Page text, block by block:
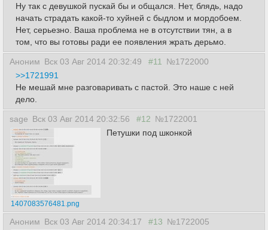
Ну так с девушкой пускай бы и общался. Нет, блядь, надо
начать страдать какой-то хуйней с быдлом и мордобоем.
Нет, серьезно. Ваша проблема не в отсутствии тян, а в
том, что вы готовы ради ее появления жрать дерьмо.
Аноним Вск 03 Авг 2014 20:32:49 #11
№1722000
>>1721991
Не мешай мне разговаривать с пастой. Это наше с ней
дело.
sage Вск 03 Авг 2014 20:32:56 #12 №1722001
1407083576481.png
Петушки под шконкой
Аноним Вск 03 Авг 2014 20:34:17 #13 №1722005